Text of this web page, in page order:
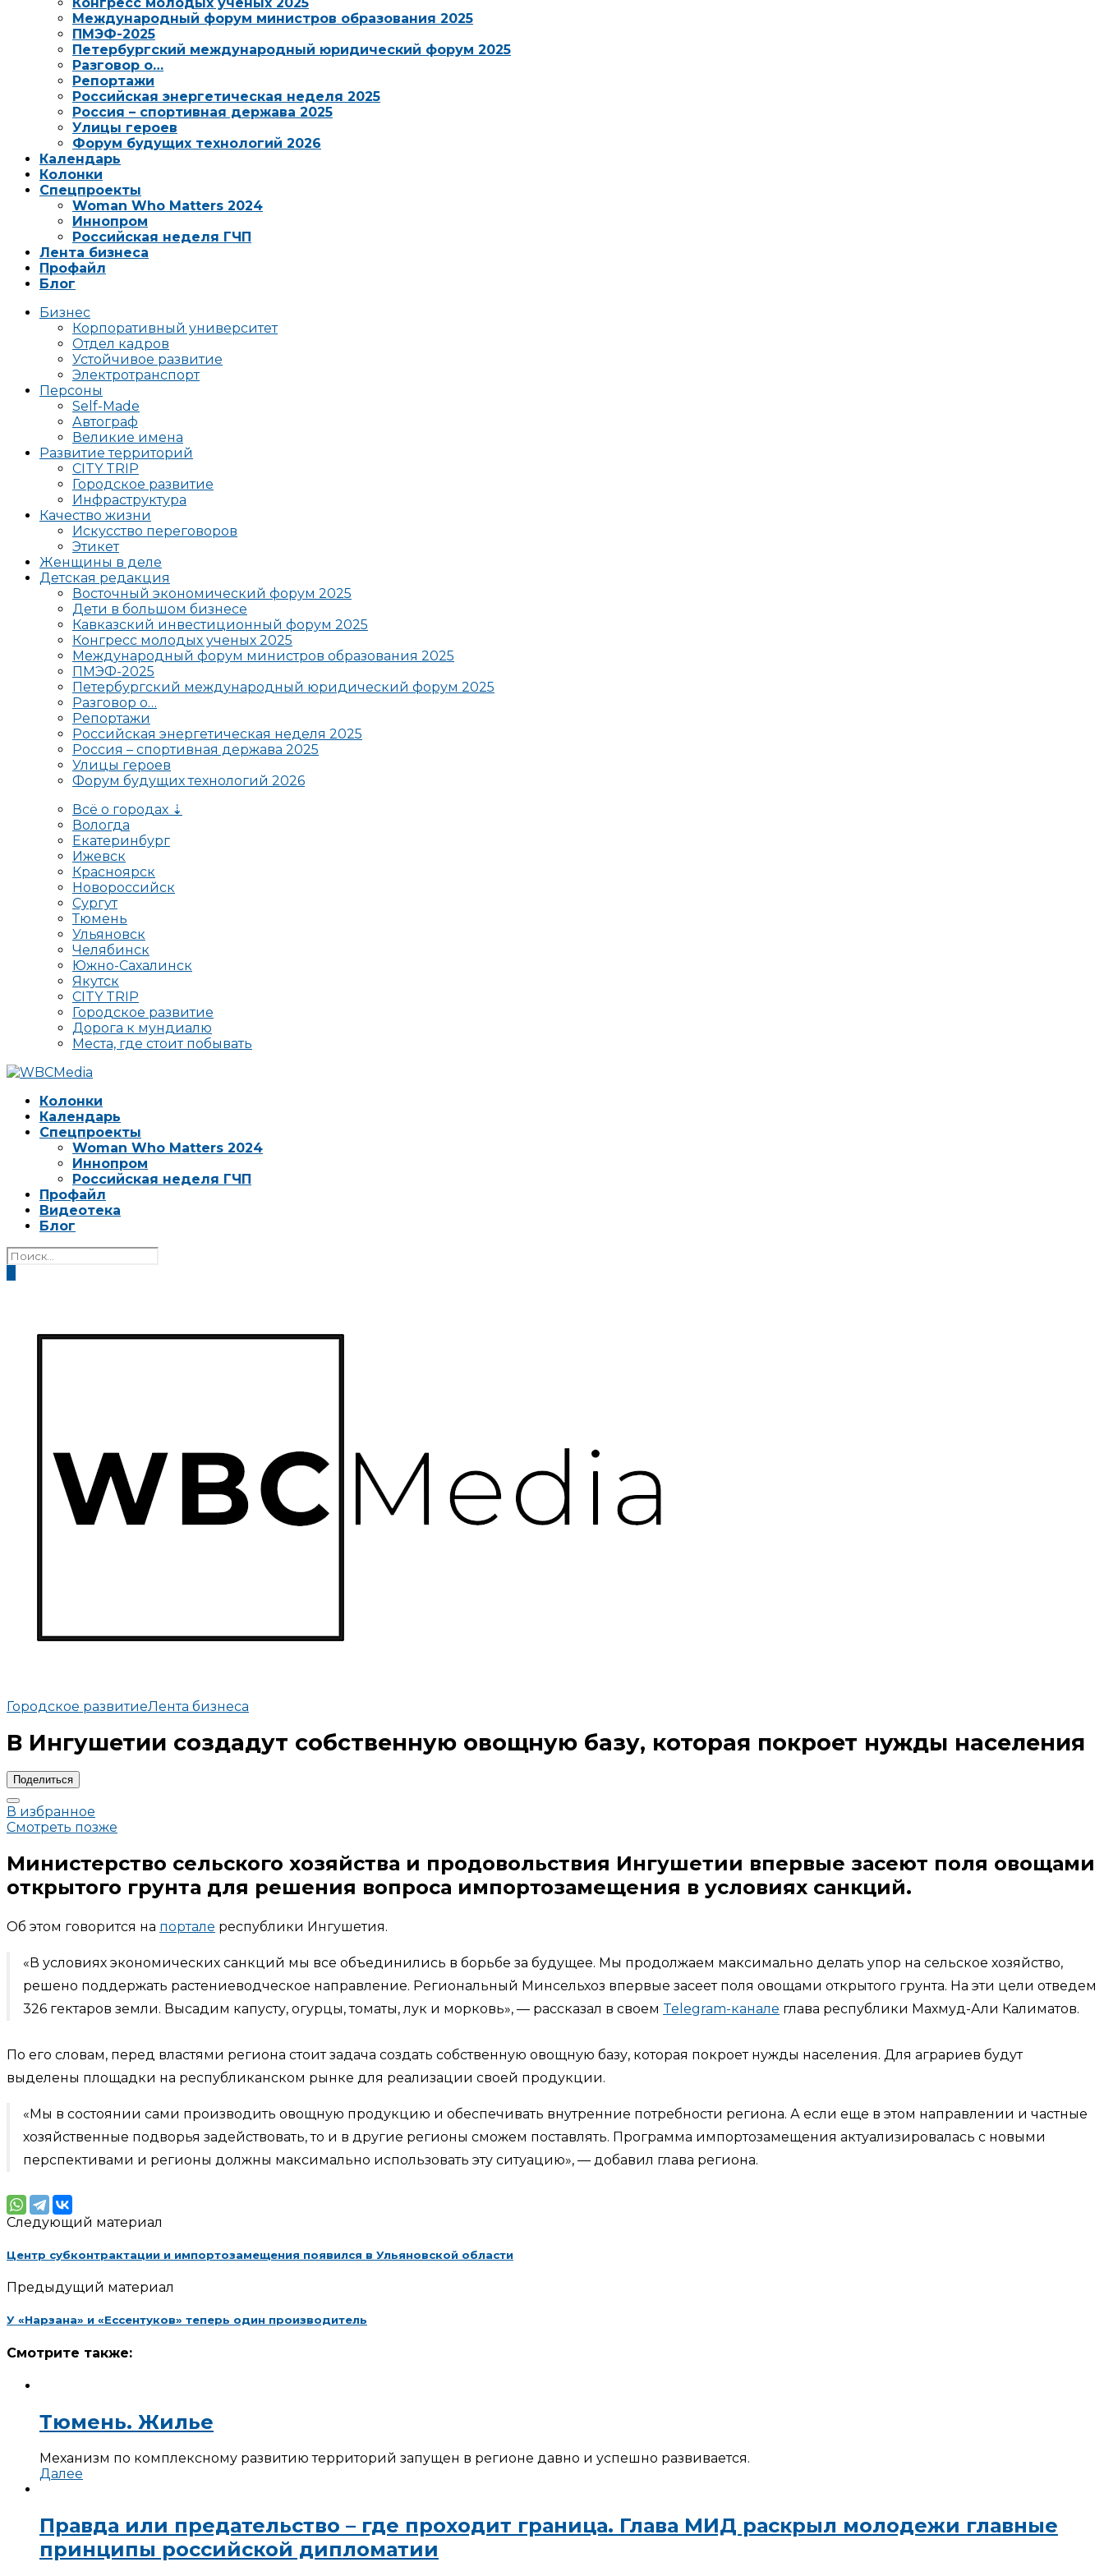
Международный форум министров образования 2025
ПМЭФ-2025
Петербургский международный юридический форум 2025
Разговор о…
Репортажи
Российская энергетическая неделя 2025
Россия – спортивная держава 2025
Улицы героев
Форум будущих технологий 2026
Календарь
Колонки
Спецпроекты
Woman Who Matters 2024
Иннопром
Российская неделя ГЧП
Лента бизнеса
Профайл
Блог
Бизнес
Корпоративный университет
Отдел кадров
Устойчивое развитие
Электротранспорт
Персоны
Self-Made
Автограф
Великие имена
Развитие территорий
CITY TRIP
Городское развитие
Инфраструктура
Качество жизни
Искусство переговоров
Этикет
Женщины в деле
Детская редакция
Восточный экономический форум 2025
Дети в большом бизнесе
Кавказский инвестиционный форум 2025
Конгресс молодых ученых 2025
Международный форум министров образования 2025
ПМЭФ-2025
Петербургский международный юридический форум 2025
Разговор о…
Репортажи
Российская энергетическая неделя 2025
Россия – спортивная держава 2025
Улицы героев
Форум будущих технологий 2026
Всё о городах ⇣
Вологда
Екатеринбург
Ижевск
Красноярск
Новороссийск
Сургут
Тюмень
Ульяновск
Челябинск
Южно-Сахалинск
Якутск
CITY TRIP
Городское развитие
Дорога к мундиалю
Места, где стоит побывать
Колонки
Календарь
Спецпроекты
Woman Who Matters 2024
Иннопром
Российская неделя ГЧП
Профайл
Видеотека
Блог
Городское развитиеЛента бизнеса
В Ингушетии создадут собственную овощную базу, которая покроет нужды населения
Поделиться
В избранное
Смотреть позже
Министерство сельского хозяйства и продовольствия Ингушетии впервые засеют поля овощами
открытого грунта для решения вопроса импортозамещения в условиях санкций.
Об этом говорится на портале республики Ингушетия.
«В условиях экономических санкций мы все объединились в борьбе за будущее. Мы продолжаем максимально делать упор на сельское хозяйство,
решено поддержать растениеводческое направление. Региональный Минсельхоз впервые засеет поля овощами открытого грунта. На эти цели отведем
326 гектаров земли. Высадим капусту, огурцы, томаты, лук и морковь», — рассказал в своем Telegram-канале глава республики Махмуд-Али Калиматов.
По его словам, перед властями региона стоит задача создать собственную овощную базу, которая покроет нужды населения. Для аграриев будут
выделены площадки на республиканском рынке для реализации своей продукции.
«Мы в состоянии сами производить овощную продукцию и обеспечивать внутренние потребности региона. А если еще в этом направлении и частные
хозяйственные подворья задействовать, то и в другие регионы сможем поставлять. Программа импортозамещения актуализировалась с новыми
перспективами и регионы должны максимально использовать эту ситуацию», — добавил глава региона.
Следующий материал
Центр субконтрактации и импортозамещения появился в Ульяновской области
Предыдущий материал
У «Нарзана» и «Ессентуков» теперь один производитель
Смотрите также:
Тюмень. Жилье
Механизм по комплексному развитию территорий запущен в регионе давно и успешно развивается.
Далее
Правда или предательство – где проходит граница. Глава МИД раскрыл молодежи главные
принципы российской дипломатии